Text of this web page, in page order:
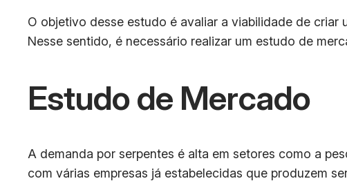
O objetivo desse estudo é avaliar a viabilidade de criar
Nesse sentido, é necessário realizar um estudo de
Estudo de Mercado
A demanda por serpentes é alta em setores como a
com várias empresas já estabelecidas que produzem